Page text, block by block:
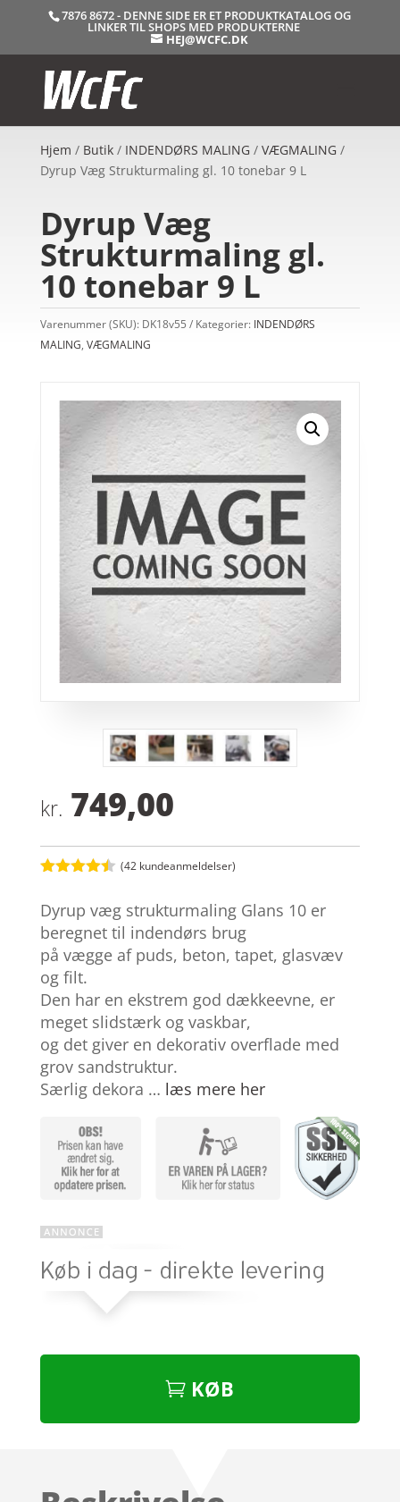
7876 8672 - DENNE SIDE ER ET PRODUKTKATALOG OG
LINKER TIL SHOPS MED PRODUKTERNE
HEJ@WCFC.DK
Hjem / Butik/ INDENDØRS MALING/ VÆGMALING/
Dyrup Væg Strukturmaling gl. 10 tonebar 9 L
Dyrup Væg
Strukturmaling gl.
10 tonebar 9 L
Varenummer (SKU): DK18v55 Kategorier: INDENDØRS
MALING, VÆGMALING
kr. 749,00
ud af 5
baseret
på
kundebedø
mmelser
(42 kundeanmeldelser)
Dyrup væg strukturmaling Glans 10 er
beregnet til indendørs brug
på vægge af puds, beton, tapet, glasvæv
og filt.
Den har en ekstrem god dækkeevne, er
meget slidstærk og vaskbar,
og det giver en dekorativ overflade med
grov sandstruktur.
Særlig dekora … læs mere her
KØB